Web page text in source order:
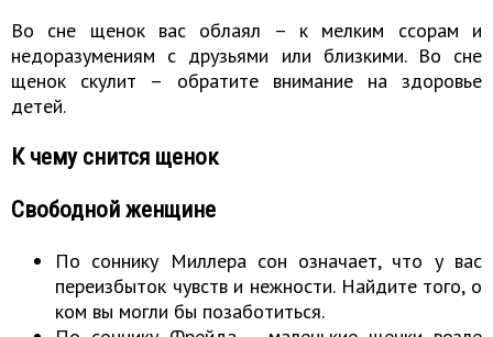
Во сне щенок вас облаял – к мелким ссорам и
недоразумениям с друзьями или близкими. Во сне
щенок скулит – обратите внимание на здоровье
детей.
К чему снится щенок
Свободной женщине
По соннику Миллера сон означает, что у вас
переизбыток чувств и нежности. Найдите того, о
ком вы могли бы позаботиться.